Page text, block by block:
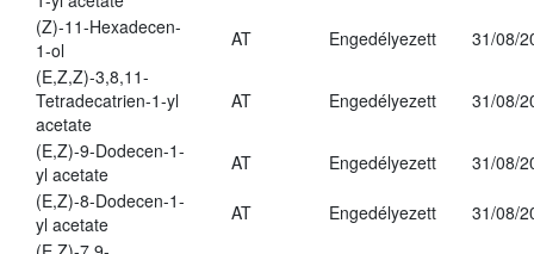
(Z)-11-Hexadecen-
1-ol
AT Engedélyezett
31/08/
(E,Z,Z)-3,8,11-
Tetradecatrien-1-yl
acetate
AT Engedélyezett 31/08/
(E,Z)-9-Dodecen-1-
yl acetate
AT Engedélyezett
31/08/
(E,Z)-8-Dodecen-1-
yl acetate
AT Engedélyezett
31/08/